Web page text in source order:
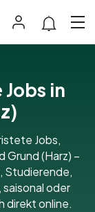
in
Jobs,
Grund (Harz) –
Studierende,
oder
direkt online.